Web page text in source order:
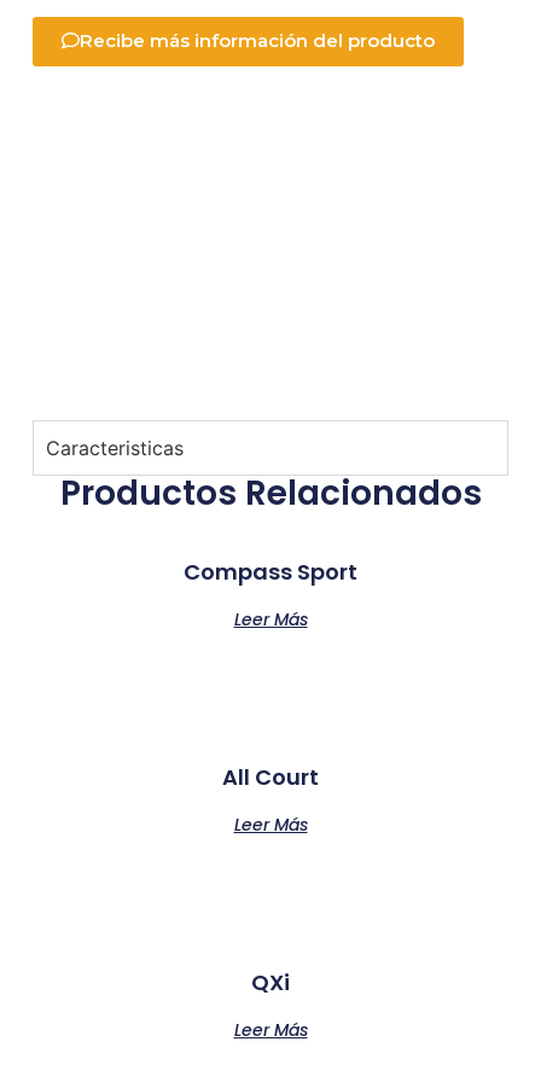
Recibe más información del producto
Caracteristicas
Productos Relacionados
Compass Sport
Leer Más
All Court
Leer Más
QXi
Leer Más